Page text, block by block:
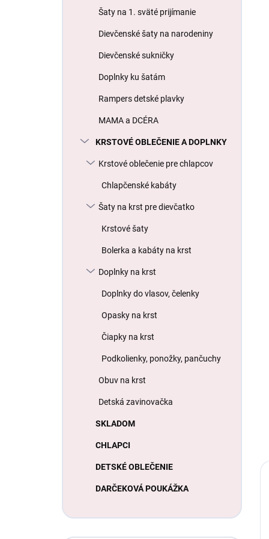
Šaty na 1. sväté prijímanie
Dievčenské šaty na narodeniny
Dievčenské sukničky
Doplnky ku šatám
Rampers detské plavky
MAMA a DCÉRA
KRSTOVÉ OBLEČENIE A DOPLNKY
Krstové oblečenie pre chlapcov
Chlapčenské kabáty
Šaty na krst pre dievčatko
Krstové šaty
Bolerka a kabáty na krst
Doplnky na krst
Doplnky do vlasov, čelenky
Opasky na krst
Čiapky na krst
Podkolienky, ponožky, pančuchy
Obuv na krst
Detská zavinovačka
SKLADOM
CHLAPCI
DETSKÉ OBLEČENIE
DARČEKOVÁ POUKÁŽKA